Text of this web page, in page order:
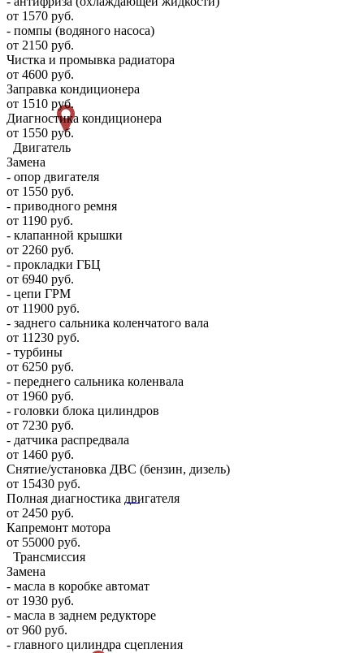
от 1570 руб.
- помпы (водяного насоса)
от 2150 руб.
Чистка и промывка радиатора
от 4600 руб.
Заправка кондиционера
от 1510 руб.
Диагностика кондиционера
от 1550 руб.
Двигатель
Замена
- опор двигателя
от 1550 руб.
- приводного ремня
от 1190 руб.
- клапанной крышки
от 2260 руб.
- прокладки ГБЦ
от 6940 руб.
- цепи ГРМ
от 11900 руб.
- заднего сальника коленчатого вала
от 11230 руб.
- турбины
от 6250 руб.
- переднего сальника коленвала
от 1960 руб.
- головки блока цилиндров
от 7230 руб.
- датчика распредвала
от 1460 руб.
Снятие/установка ДВС (бензин, дизель)
от 15430 руб.
Полная диагностика двигателя
от 2450 руб.
Капремонт мотора
от 55000 руб.
Трансмиссия
Замена
- масла в коробке автомат
от 1930 руб.
- масла в заднем редукторе
от 960 руб.
- главного цилиндра сцепления